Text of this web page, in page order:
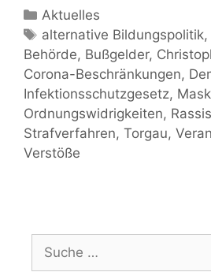
Kategorien
Aktuelles
Schlagwörter
alternative Bildungspolitik
Behörde, Bußgelder,
Corona-Beschränkungen,
Infektionsschutzgesetz,
Ordnungswidrigkeiten,
Strafverfahren, Torgau,
Verstöße
nach: